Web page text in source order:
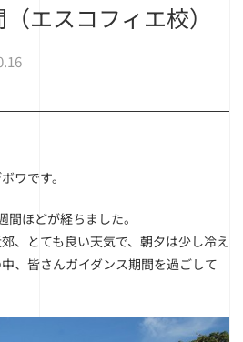
エスコフィエ校）
ワです。
ほどが経ちました。
、とても良い天気で、朝夕は少し冷え
、皆さんガイダンス期間を過ごして